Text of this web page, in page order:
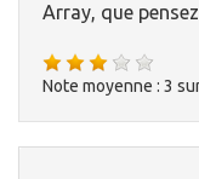
Array, que
Note moyenne : 3